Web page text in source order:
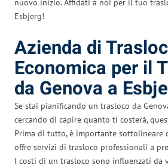
nuovo inizio. Affidati a noi per il tuo
Esbjerg!
Azienda di
Economica per il
da Genova a
Se stai pianificando un trasloco da
cercando di capire quanto ti costerà,
Prima di tutto, è importante sottolineare
offre servizi di trasloco professionali a
I costi di un trasloco sono influenzati da